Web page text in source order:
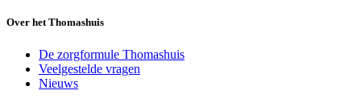
Over het Thomashuis
De zorgformule Thomashuis
Veelgestelde vragen
Nieuws